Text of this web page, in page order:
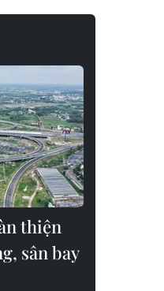
thiện
sân bay